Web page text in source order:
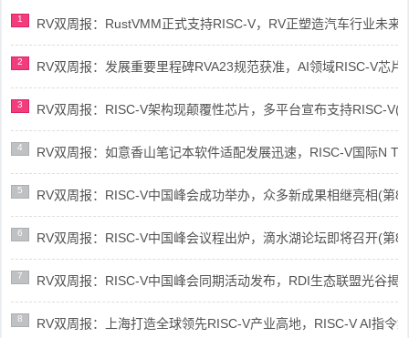
1 RV双周报：RustVMM正式支持RISC-V，RV正塑造汽车行业未来
2 RV双周报：发展重要里程碑RVA23规范获准，AI领域RISC-V芯
3 RV双周报：RISC-V架构现颠覆性芯片，多平台宣布支持RISC-V(
4 RV双周报：如意香山笔记本软件适配发展迅速，RISC-V国际N
5 RV双周报：RISC-V中国峰会成功举办，众多新成果相继亮相(第
6 RV双周报：RISC-V中国峰会议程出炉，滴水湖论坛即将召开(第
7 RV双周报：RISC-V中国峰会同期活动发布，RDI生态联盟光谷揭
8 RV双周报：上海打造全球领先RISC-V产业高地，RISC-V AI指令